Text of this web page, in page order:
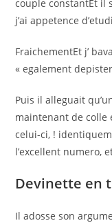
couple constantEt il
j’ai appetence
FraichementEt j’
« egalement
Puis il alleguait
maintenant de colle
celui-ci, !
l’excellent numero,
Devinette en
Il adosse son